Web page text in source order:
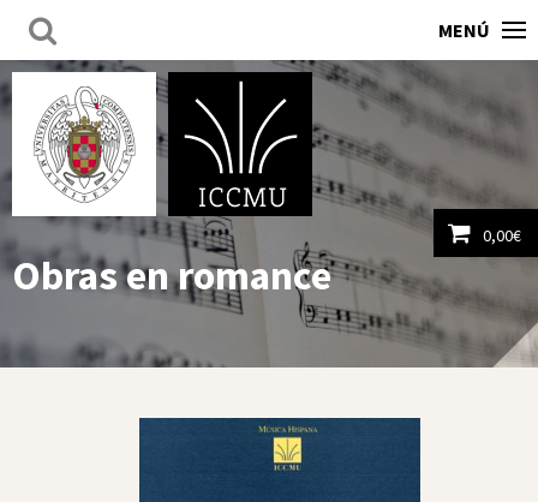
MENÚ
0,00€
Ver carrito
Obras en romance